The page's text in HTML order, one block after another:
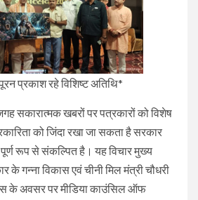
प्रकाश रहे विशिष्ट अतिथि*
सकारात्मक खबरों पर पत्रकारों को विशेष
को जिंदा रखा जा सकता है सरकार
पूर्ण रूप से संकल्पित है। यह विचार मुख्य
के गन्ना विकास एवं चीनी मिल मंत्री चौधरी
के अवसर पर मीडिया काउंसिल ऑफ